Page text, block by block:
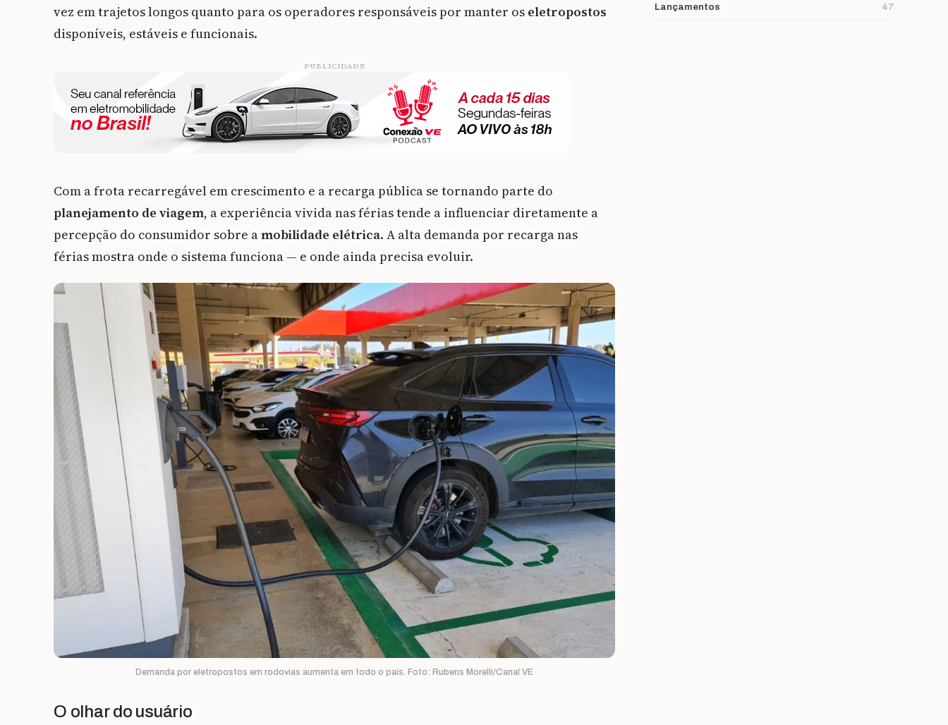
vez em trajetos longos quanto para os operadores responsáveis por manter os eletropostos
disponíveis, estáveis e funcionais.
PUBLICIDADE
Com a frota recarregável em crescimento e a recarga pública se tornando parte do
planejamento de viagem, a experiência vivida nas férias tende a influenciar diretamente a
percepção do consumidor sobre amobilidade elétrica. A alta demanda por recarga nas
férias mostra onde o sistema funciona — e onde ainda precisa evoluir.
Demanda por eletropostos em rodovias aumenta em todo o país. Foto: Rubens Morelli/Canal VE
O olhar do usuário
Lançamentos 47